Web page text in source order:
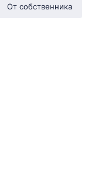
От собственника